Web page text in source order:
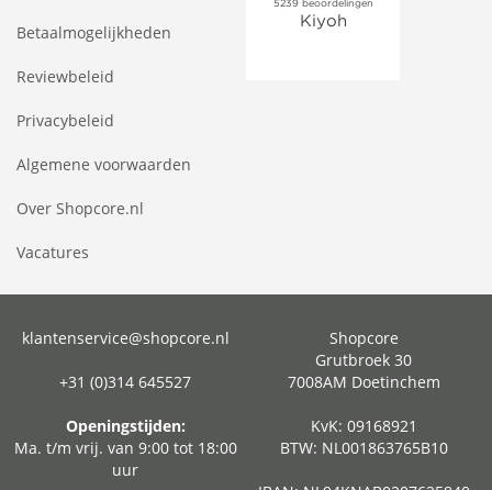
Betaalmogelijkheden
Reviewbeleid
Privacybeleid
Algemene voorwaarden
Over Shopcore.nl
Vacatures
klantenservice@shopcore.nl
+31 (0)314 645527
Openingstijden:
Ma. t/m vrij. van 9:00 tot 18:00
uur
Shopcore
Grutbroek 30
7008AM Doetinchem
KvK: 09168921
BTW: NL001863765B10